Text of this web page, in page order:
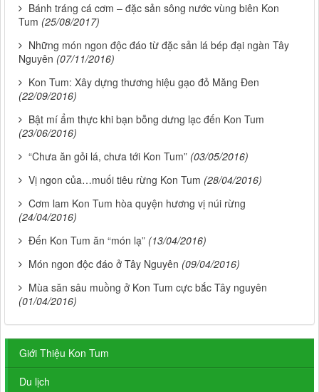
Bánh tráng cá cơm – đặc sản sông nước vùng biên Kon
Tum (25/08/2017)
Những món ngon độc đáo từ đặc sản lá bép đại ngàn Tây
Nguyên (07/11/2016)
Kon Tum: Xây dựng thương hiệu gạo đỏ Măng Đen
(22/09/2016)
Bật mí ẩm thực khi bạn bỗng dưng lạc đến Kon Tum
(23/06/2016)
“Chưa ăn gỏi lá, chưa tới Kon Tum” (03/05/2016)
Vị ngon của…muối tiêu rừng Kon Tum (28/04/2016)
Cơm lam Kon Tum hòa quyện hương vị núi rừng
(24/04/2016)
Đến Kon Tum ăn “món lạ” (13/04/2016)
Món ngon độc đáo ở Tây Nguyên (09/04/2016)
Mùa săn sâu muồng ở Kon Tum cực bắc Tây nguyên
(01/04/2016)
Giới Thiệu Kon Tum
Du lịch